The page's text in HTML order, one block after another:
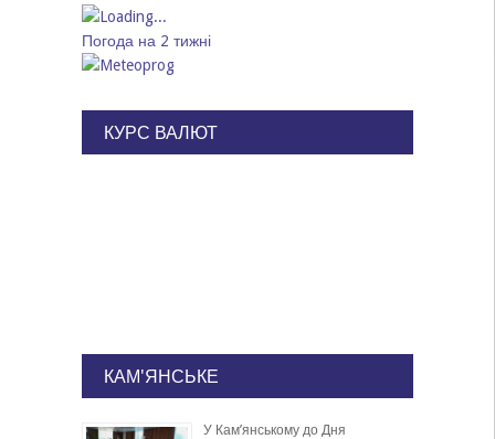
Погода на 2 тижні
КУРС ВАЛЮТ
КАМ'ЯНСЬКЕ
У Кам’янському до Дня